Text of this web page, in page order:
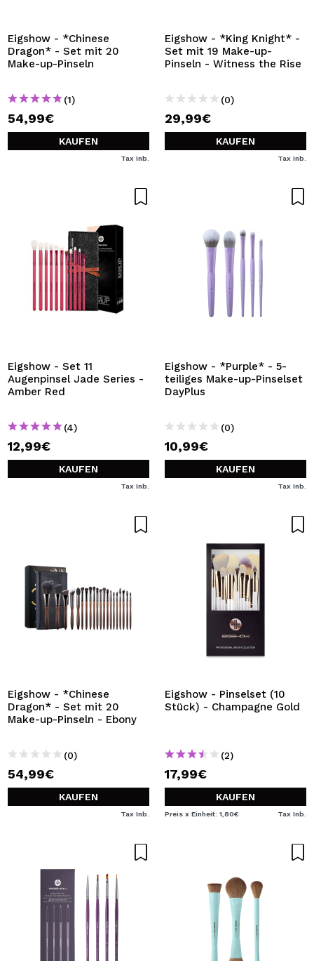
Durch die Erstellung eines Kontos bei Maquillalia.de
können Sie Ihre Einkäufe schnell tätigen, den Status Ihrer
BENUTZERKONTO ERSTELLEN
Eigshow - *Chinese
Dragon* - Set mit 20
Make-up-Pinseln
(1)
54,99€
KAUFEN
Tax Inb.
Eigshow - *King Knight* -
Set mit 19 Make-up-
Pinseln - Witness the Rise
(0)
29,99€
KAUFEN
Tax Inb.
Eigshow - Set 11
Augenpinsel Jade Series -
Amber Red
(4)
12,99€
KAUFEN
Tax Inb.
Eigshow - *Purple* - 5-
teiliges Make-up-Pinselset
DayPlus
(0)
10,99€
KAUFEN
Tax Inb.
Eigshow - *Chinese
Dragon* - Set mit 20
Make-up-Pinseln - Ebony
(0)
54,99€
KAUFEN
Tax Inb.
Eigshow - Pinselset (10
Stück) - Champagne Gold
(2)
17,99€
KAUFEN
Preis x Einheit: 1,80€ Tax Inb.